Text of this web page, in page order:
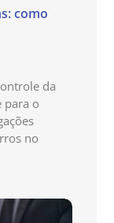
como
da
para o
no